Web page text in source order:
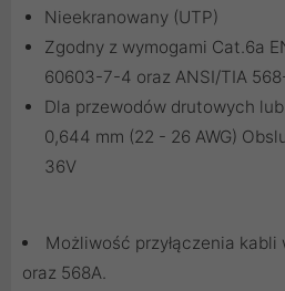
Nieekranowany (UTP)
Zgodny z wymogami Cat.6a
60603-7-4 oraz ANSI/TIA
Dla przewodów drutowych
0,644 mm (22 - 26 AWG)
36V
Możliwość przyłączenia
oraz 568A.